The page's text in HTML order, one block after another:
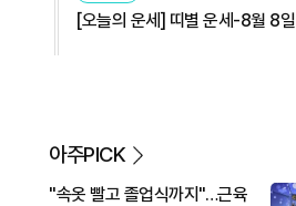
[오늘의 운세] 띠별 운세-8월 8일
아주PICK
"속옷 빨고 졸업식까지"…근육